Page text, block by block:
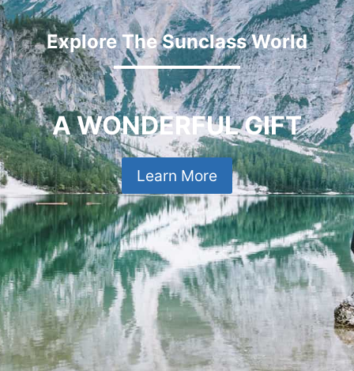
Explore The Sunclass World
A WONDERFUL GIFT
Learn More